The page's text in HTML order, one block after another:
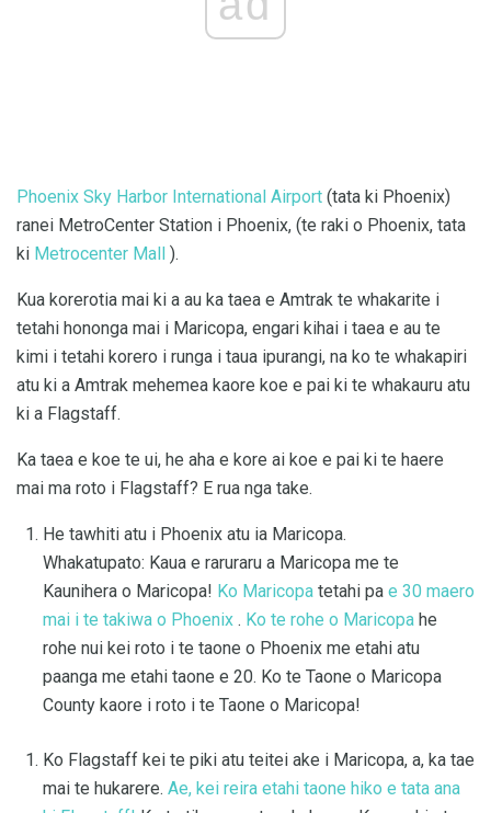
Phoenix Sky Harbor International Airport (tata ki Phoenix)
ranei MetroCenter Station i Phoenix, (te raki o Phoenix, tata
ki Metrocenter Mall ).
Kua korerotia mai ki a au ka taea e Amtrak te whakarite i
tetahi hononga mai i Maricopa, engari kihai i taea e au te
kimi i tetahi korero i runga i taua ipurangi, na ko te whakapiri
atu ki a Amtrak mehemea kaore koe e pai ki te whakauru atu
ki a Flagstaff.
Ka taea e koe te ui, he aha e kore ai koe e pai ki te haere
mai ma roto i Flagstaff? E rua nga take.
He tawhiti atu i Phoenix atu ia Maricopa.
Whakatupato: Kaua e raruraru a Maricopa me te
Kaunihera o Maricopa! Ko Maricopa tetahi pa e 30 maero
mai i te takiwa o Phoenix . Ko te rohe o Maricopa he
rohe nui kei roto i te taone o Phoenix me etahi atu
paanga me etahi taone e 20. Ko te Taone o Maricopa
County kaore i roto i te Taone o Maricopa!
Ko Flagstaff kei te piki atu teitei ake i Maricopa, a, ka tae
mai te hukarere. Ae, kei reira etahi taone hiko e tata ana